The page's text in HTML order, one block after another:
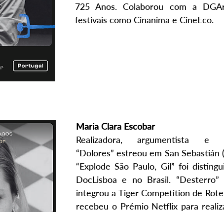
725 Anos. Colaborou com a
festivais como Cinanima e CineEco.
Maria Clara Escobar
Realizadora, argumentista e
“Dolores” estreou em San Sebastián
“Explode São Paulo, Gil” foi
DocLisboa e no Brasil. “Desterro”
integrou a Tiger Competition de
recebeu o Prémio Netflix para